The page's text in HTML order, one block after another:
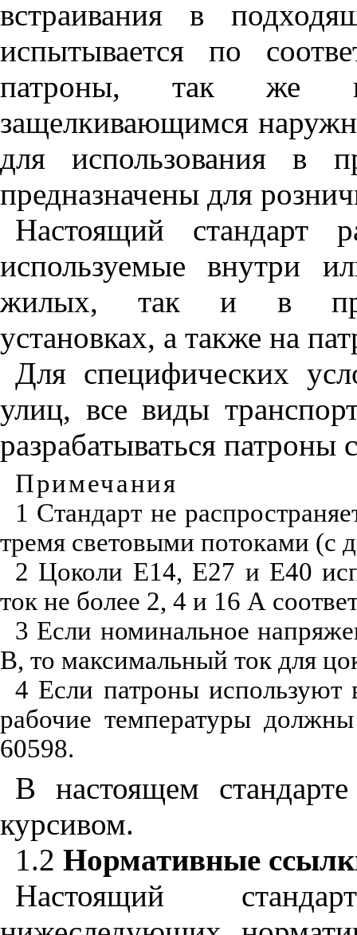
встраивания в
испытывается по
патроны, так же
защелкивающимся
для использования в
предназначены для
Настоящий стандарт
используемые внутри
жилых, так и в
установках, а также на
Для специфических
улиц, все виды
разрабатываться
Примечания
1 Стандарт не
тремя световыми потоками (с
2 Цоколи Е14, Е27 и Е40
ток не более 2, 4 и 16 А
3 Если номинальное
В, то максимальный ток для
4 Если патроны используют
рабочие температуры
60598.
В настоящем
курсивом.
1.2 Нормативные
Настоящий